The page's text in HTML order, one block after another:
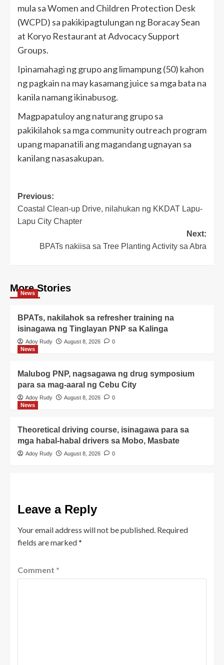
mula sa Women and Children Protection Desk
(WCPD) sa pakikipagtulungan ng Boracay Sean
at Koryo Restaurant at Advocacy Support
Groups.
Ipinamahagi ng grupo ang limampung (50) kahon
ng pagkain na may kasamang juice sa mga bata na
kanila namang ikinabusog.
Magpapatuloy ang naturang grupo sa
pakikilahok sa mga community outreach program
upang mapanatili ang magandang ugnayan sa
kanilang nasasakupan.
Post
navigation
Previous:
Coastal Clean-up Drive, nilahukan ng KKDAT Lapu-
Lapu City Chapter
Next:
BPATs nakiisa sa Tree Planting Activity sa Abra
More Stories
News
BPATs, nakilahok sa refresher training na
isinagawa ng Tinglayan PNP sa Kalinga
Adoy Rudy August 8, 2026
0
News
Malubog PNP, nagsagawa ng drug symposium
para sa mag-aaral ng Cebu City
Adoy Rudy August 8, 2026
0
News
Theoretical driving course, isinagawa para sa
mga habal-habal drivers sa Mobo, Masbate
Adoy Rudy August 8, 2026 0
Leave a Reply
Your email address will not be published. Required
fields are marked*
Comment *